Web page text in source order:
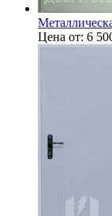
Цена от: 6